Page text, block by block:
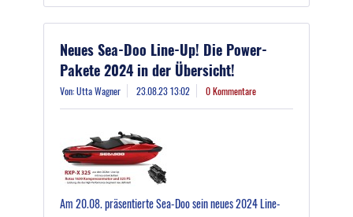
Neues Sea-Doo Line-Up! Die Power-
Pakete 2024 in der Übersicht!
Von: Utta Wagner 23.08.23 13:02 0 Kommentare
Am 20.08. präsentierte Sea-Doo sein neues 2024 Line-